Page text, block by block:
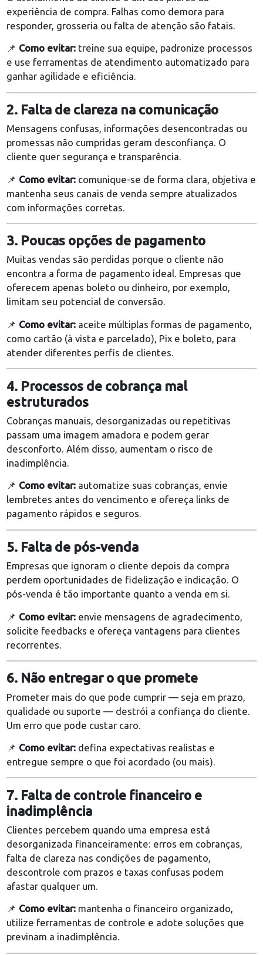
impactam diretamente a experiência do
1. Atendimento ruim ou demorado
O atendimento ao cliente é um dos pilares da
experiência de compra. Falhas como demora para
📌 Como evitar: treine sua equipe, padronize
e use ferramentas de atendimento automatizado
ganhar agilidade e eficiência.
2. Falta de clareza na comunicação
Mensagens confusas, informações desencontradas
promessas não cumpridas geram desconfiança. O
cliente quer segurança e transparência.
Como evitar:
comunique-se de forma clara,
mantenha seus canais de venda sempre atualizados
com informações corretas.
3. Poucas opções de pagamento
Muitas vendas são perdidas porque o cliente não
oferecem apenas boleto ou dinheiro, por exemplo,
limitam seu potencial de conversão.
Como evitar:
aceite múltiplas formas de
como cartão (à vista e parcelado), Pix e boleto, para
atender diferentes perfis de clientes.
4. Processos de cobrança mal
estruturados
passam uma imagem amadora e podem gerar
desconforto. Além disso, aumentam o risco de
inadimplência.
lembretes antes do vencimento e ofereça links de
pagamento rápidos e seguros.
5. Falta de pós-venda
Empresas que ignoram o cliente depois da compra
perdem oportunidades de fidelização e indicação.
pós-venda é tão importante quanto a venda em si.
📌Como evitar:envie mensagens de
solicite feedbacks e ofereça vantagens para
6. Não entregar o que promete
Prometer mais do que pode cumprir — seja em
qualidade ou suporte — destrói a confiança do
Um erro que pode custar caro.
entregue sempre o que foi acordado (ou mais).